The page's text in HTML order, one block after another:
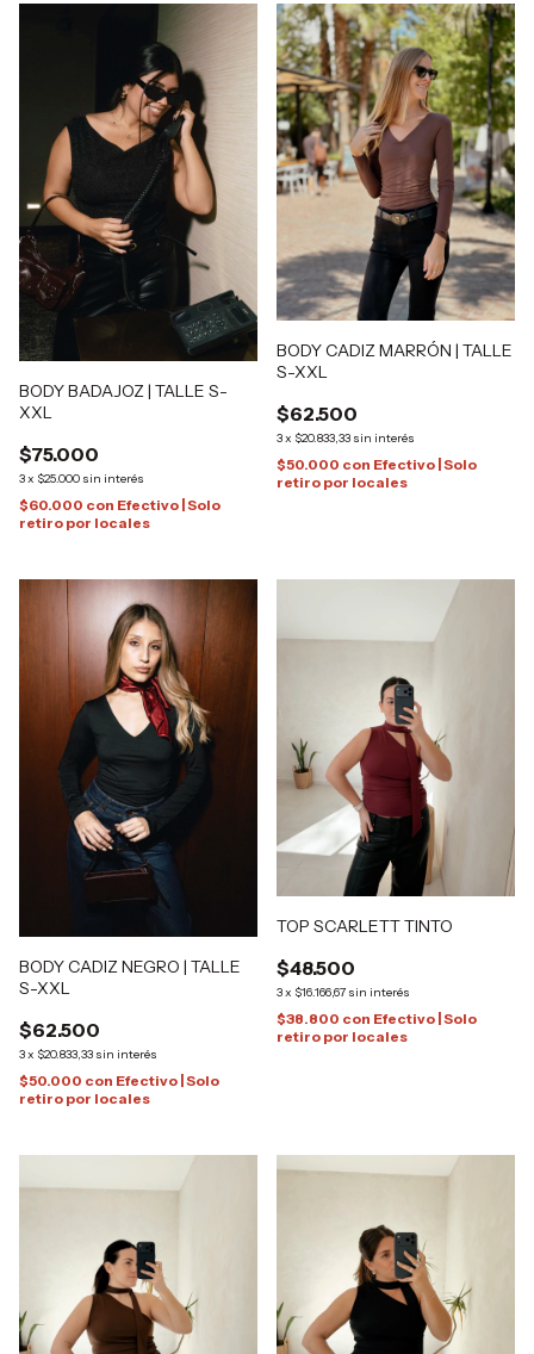
BODY BADAJOZ | TALLE S-
XXL
$75.000
3x $25.000 sin interés
$60.000 con Efectivo | Solo
retiro por locales
BODY CADIZ MARRÓN | TALLE
S-XXL
$62.500
3x $20.833,33 sin interés
$50.000 con Efectivo | Solo
retiro por locales
BODY CADIZ NEGRO | TALLE
S-XXL
$62.500
3x $20.833,33 sin interés
$50.000 con Efectivo | Solo
retiro por locales
TOP SCARLETT TINTO
$48.500
3x $16.166,67 sin interés
$38.800 con Efectivo | Solo
retiro por locales